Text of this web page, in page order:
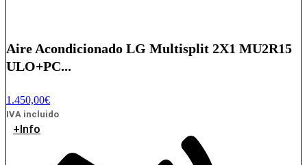
Aire Acondicionado LG Multisplit 2X1 MU2R15
ULO+PC...
1.450,00€
IVA incluido
+Info